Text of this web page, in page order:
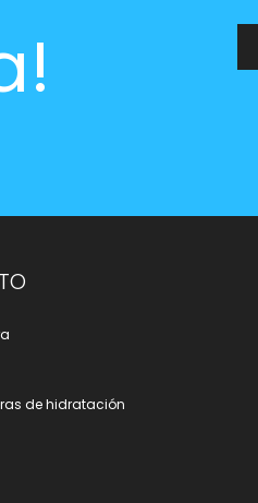
de hidratación